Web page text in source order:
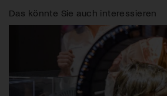
Das könnte Sie auch interessieren